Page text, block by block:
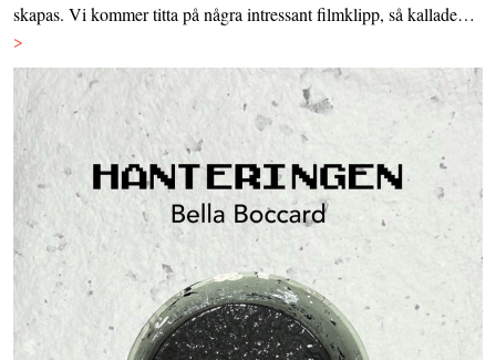
skapas. Vi kommer titta på några intressant filmklipp, så kallade…
>